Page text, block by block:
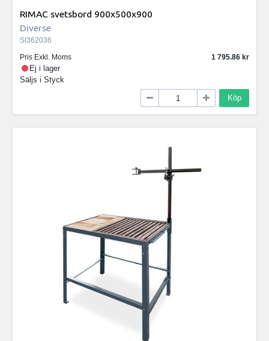
RIMAC svetsbord 900x500x900
Diverse
SI362036
Pris Exkl. Moms
1 795.86
Ej i lager
Säljs i Styck
Köp